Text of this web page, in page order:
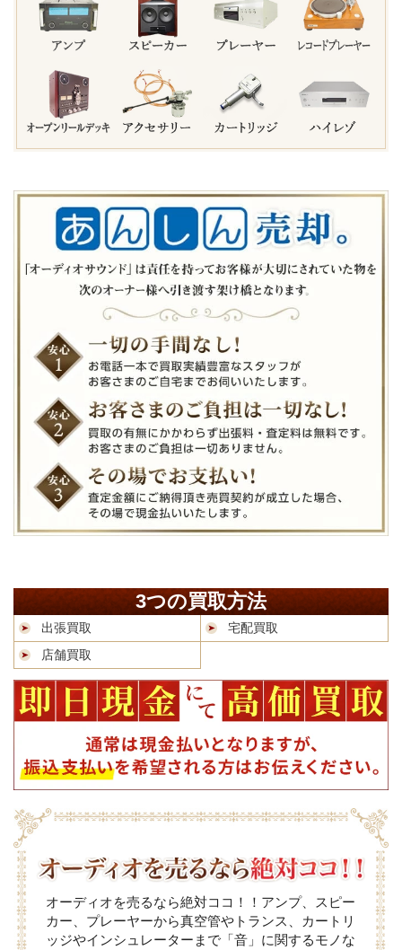
3つの買取方法
出張買取
宅配買取
店舗買取
オーディオを売るなら絶対ココ！！アンプ、スピー
カー、プレーヤーから真空管やトランス、カートリ
ッジやインシュレーターまで「音」に関するモノな